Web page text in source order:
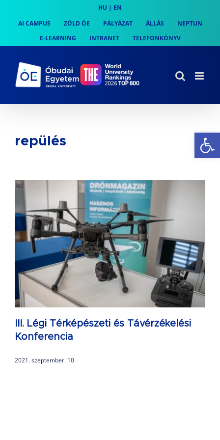
content
HU | EN
AI CAMPUS
ZÖLD ÓE PÁLYÁZAT ÁLLÁS
NEPTUN
E-LEARNING
INTRANET TELEFONKÖNYV
repülés
III. Légi Térképészeti és Távérzékelési
Konferencia
2021. szeptember. 10